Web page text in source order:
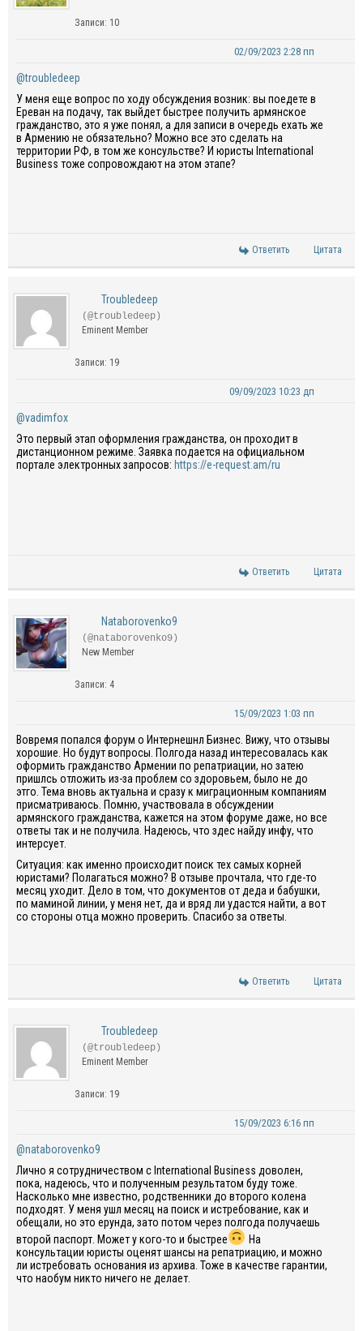
Записи: 10
02/09/2023 2:28 пп
@troubledeep
У меня еще вопрос по ходу обсуждения возник: вы поедете в
Ереван на подачу, так выйдет быстрее получить армянское
гражданство, это я уже понял, а для записи в очередь ехать же
в Армению не обязательно? Можно все это сделать на
территории РФ, в том же консульстве? И юристы International
Business тоже сопровождают на этом этапе?
Ответить Цитата
Troubledeep
(@troubledeep)
Eminent Member
Записи: 19
09/09/2023 10:23 дп
@vadimfox
Это первый этап оформления гражданства, он проходит в
дистанционном режиме. Заявка подается на официальном
портале электронных запросов: https://e-request.am/ru
Ответить Цитата
Nataborovenko9
(@nataborovenko9)
New Member
Записи: 4
15/09/2023 1:03 пп
Вовремя попался форум о Интернешнл Бизнес. Вижу, что отзывы
хорошие. Но будут вопросы. Полгода назад интересовалась как
оформить гражданство Армении по репатриации, но затею
пришлсь отложить из-за проблем со здоровьем, было не до
этго. Тема вновь актуальна и сразу к миграционным компаниям
присматриваюсь. Помню, участвовала в обсуждении
армянского гражданства, кажется на этом форуме даже, но все
ответы так и не получила. Надеюсь, что здес найду инфу, что
интерсует.
Ситуация: как именно происходит поиск тех самых корней
юристами? Полагаться можно? В отзыве прочтала, что где-то
месяц уходит. Дело в том, что документов от деда и бабушки,
по маминой линии, у меня нет, да и вряд ли удастся найти, а вот
со стороны отца можно проверить. Спасибо за ответы.
Ответить Цитата
Troubledeep
(@troubledeep)
Eminent Member
Записи: 19
15/09/2023 6:16 пп
@nataborovenko9
Лично я сотрудничеством с International Business доволен,
пока, надеюсь, что и полученным результатом буду тоже.
Насколько мне известно, родственники до второго колена
подходят. У меня ушл месяц на поиск и истребование, как и
обещали, но это ерунда, зато потом через полгода получаешь
второй паспорт. Может у кого-то и быстрее
На
консультации юристы оценят шансы на репатриацию, и можно
ли истребовать основания из архива. Тоже в качестве гарантии,
что наобум никто ничего не делает.